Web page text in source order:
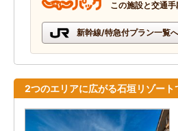
この施設と交通
新幹線/特急付プラン一覧へ
2つのエリアに広がる石垣リゾー